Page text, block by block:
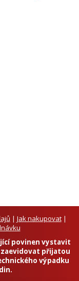
| Jak nakupovat|
povinen vystavit
přijatou
výpadku